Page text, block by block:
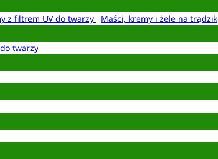
z filtrem UV do twarzy
Maści, kremy i żele na trądzik
twarzy